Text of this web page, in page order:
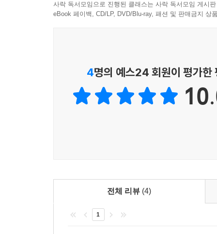
에이즈의 원인은 동성애라고 말하는 것은, 개신교
이성 간 성행위에 의한 HIV 감염 사례를 두고 언
동성 간 성행위는 콘돔 미착용이 아니라 동성애
스가 동성애자와 이성애자를 구분할까? 궁금해하
적으로 다루면서 사람들을 어떻게 억압하고 차별
애초에 성별은 다 선언이었다. 아기가 태어나면
그는 성소수자는 힘들고 불행할 것이라는 연민
잘못 없는 사랑을 부끄러워하지 않을 용기를 가질
만약 용기를 글로 전할 수 있다면, 이 지면을 빌려
않을 용기를, 다른 이의 사랑을 존중할 용기를, 나
사락 독서모임으로 진행된 클래스는 사락 독서모임 게시
eBook 페이백, CD/LP, DVD/Blu-ray, 패션 및 판매금지 상
4명의 예스24 회원이 평가한
전체 리뷰 (4)
1